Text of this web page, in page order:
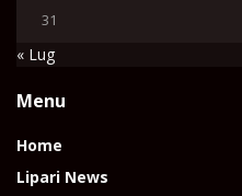
31
« Lug
Menu
Home
Lipari News